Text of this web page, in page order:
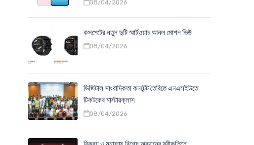
08/04/2026
কসপেটের নতুন দুটি স্মার্টওয়াচ আনল মোশন ভিউ
08/04/2026
ডিজিটাল সাংবাদিকতা কনটেন্ট তৈরিতে এনএসইউতে
টিকটকের মাস্টারক্লাস
08/04/2026